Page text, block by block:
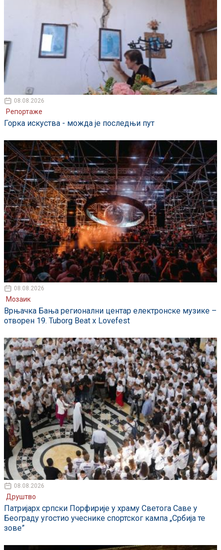
08.08.2026
Репортаже
Горка искуства - можда је последњи пут
08.08.2026
Мозаик
Врњачка Бања регионални центар електронске музике –
отворен 19. Tuborg Beat x Lovefest
08.08.2026
Друштво
Патријарх српски Порфирије у храму Светога Саве у
Београду угостио учеснике спортског кампа „Србија те
зове”